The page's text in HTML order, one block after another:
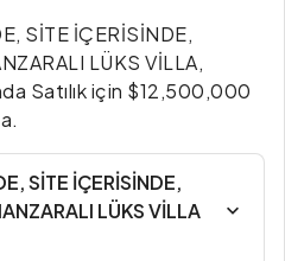
SİTE İÇERİSİNDE,
LÜKS VİLLA,
Satılık için $12,500,000
SİTE İÇERİSİNDE,
LÜKS VİLLA